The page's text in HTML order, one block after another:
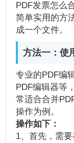
PDF发票怎么
简单实用的方
成一个文件。
方法一：使
专业的PDF编
PDF编辑器等
常适合合并
操作为例。
操作如下：
1、首先，需